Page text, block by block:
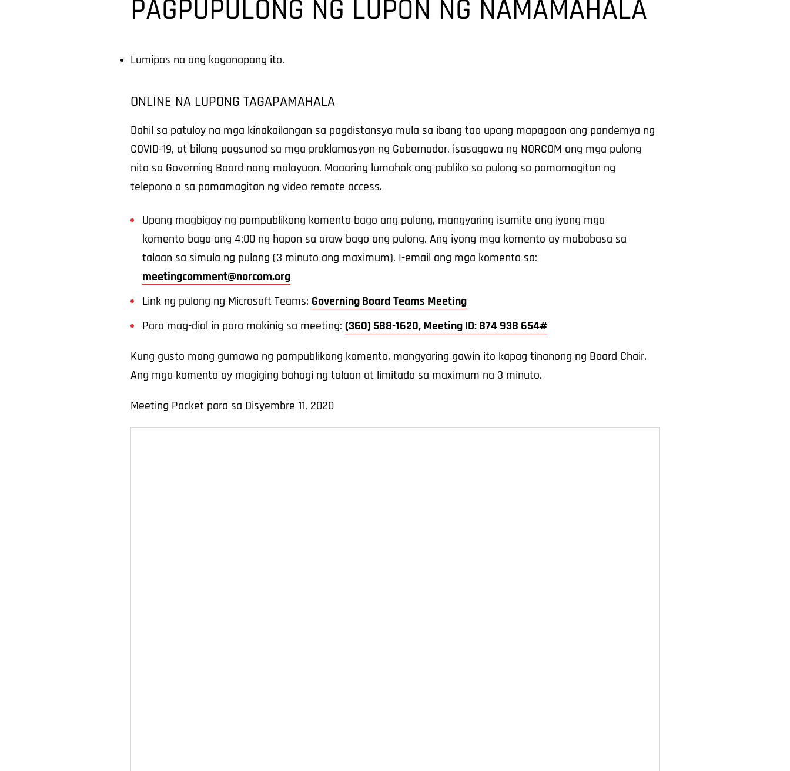
PAGPUPULONG NG LUPON NG NAMAMAHALA
Lumipas na ang kaganapang ito.
ONLINE NA LUPONG TAGAPAMAHALA
Dahil sa patuloy na mga kinakailangan sa pagdistansya mula sa ibang tao upang mapagaan ang pandemya ng
COVID-19, at bilang pagsunod sa mga proklamasyon ng Gobernador, isasagawa ng NORCOM ang mga pulong
nito sa Governing Board nang malayuan. Maaaring lumahok ang publiko sa pulong sa pamamagitan ng
telepono o sa pamamagitan ng video remote access.
Upang magbigay ng pampublikong komento bago ang pulong, mangyaring isumite ang iyong mga
komento bago ang 4:00 ng hapon sa araw bago ang pulong. Ang iyong mga komento ay mababasa sa
talaan sa simula ng pulong (3 minuto ang maximum). I-email ang mga komento sa:
meetingcomment@norcom.org
Link ng pulong ng Microsoft Teams: Governing Board Teams Meeting
Para mag-dial in para makinig sa meeting: (360) 588-1620, Meeting ID: 874 938 654#
Kung gusto mong gumawa ng pampublikong komento, mangyaring gawin ito kapag tinanong ng Board Chair.
Ang mga komento ay magiging bahagi ng talaan at limitado sa maximum na 3 minuto.
Meeting Packet para sa Disyembre 11, 2020